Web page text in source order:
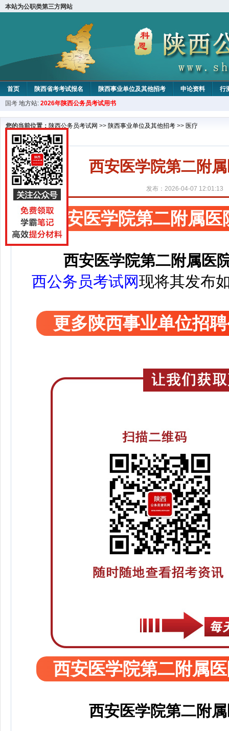
本站为公职类第三方网站
首页 陕西省考考试报名 陕西事业单位及其他招考 申论资料
行
国考 地方站: 2026年陕西公务员考试用书
您的当前位置： 陕西公务员考试网 >> 陕西事业单位及其他招考 >> 医疗
西安医学院第二附
发布：2026-04-07 12:01:13
西安医学院第二附属
西安医学院第二附属医
西公务员考试网现将其发布
更多陕西事业单位招
西安医学院第二附属
西安医学院第二附